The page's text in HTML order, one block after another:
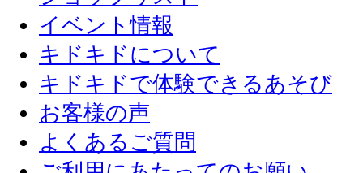
イベント情報
キドキドについて
キドキドで体験できるあそび
お客様の声
よくあるご質問